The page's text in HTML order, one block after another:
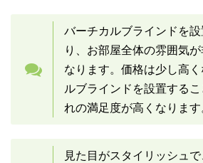
バーチカルブラインドを
り、お部屋全体の雰囲気
なります。価格は少し高
ルブラインドを設置する
れの満足度が高くなります
見た目がスタイリッシュ